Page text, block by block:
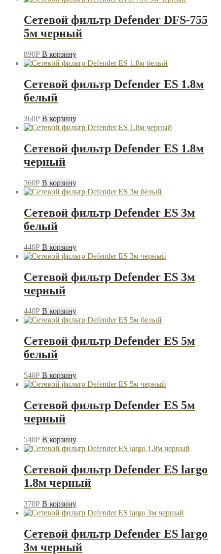
Сетевой фильтр Defender DFS-755
5м черный
890P В корзину
Сетевой фильтр Defender ES 1.8м
белый
360P В корзину
Сетевой фильтр Defender ES 1.8м
черный
360P В корзину
Сетевой фильтр Defender ES 3м
белый
440P В корзину
Сетевой фильтр Defender ES 3м
черный
440P В корзину
Сетевой фильтр Defender ES 5м
белый
540P В корзину
Сетевой фильтр Defender ES 5м
черный
540P В корзину
Сетевой фильтр Defender ES largo
1.8м черный
370P В корзину
Сетевой фильтр Defender ES largo
3м черный